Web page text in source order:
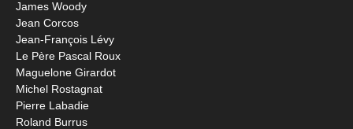
James Woody
Jean Corcos
Jean-François Lévy
Le Père Pascal Roux
Maguelone Girardot
Michel Rostagnat
Pierre Labadie
Roland Burrus